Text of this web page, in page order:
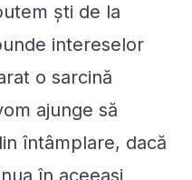
şti de la
intereselor
o sarcină
ajunge să
întâmplare, dacă
în aceeasi